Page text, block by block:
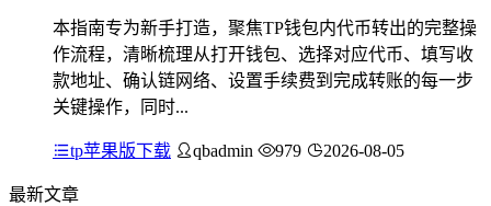
本指南专为新手打造，聚焦TP钱包内代币转出的完整操
作流程，清晰梳理从打开钱包、选择对应代币、填写收
款地址、确认链网络、设置手续费到完成转账的每一步
关键操作，同时...
tp苹果版下载 qbadmin 979 2026-08-05
最新文章